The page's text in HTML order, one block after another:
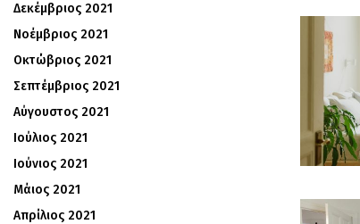
Δεκέμβριος 2021
Νοέμβριος 2021
Οκτώβριος 2021
Σεπτέμβριος 2021
Αύγουστος 2021
Ιούλιος 2021
Ιούνιος 2021
Μάιος 2021
Απρίλιος 2021